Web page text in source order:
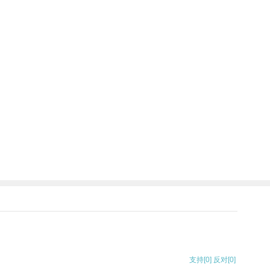
支持[0] 反对[0]